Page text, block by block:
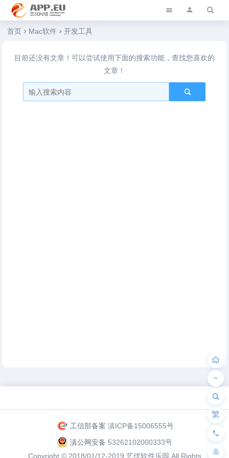
艺优软件乐园
首页 Mac软件 开发工具
目前还没有文章！可以尝试使用下面的搜索功能，查找您喜欢的
文章！
工信部备案 滇ICP备15006555号
滇公网安备 53262102000333号
Copyright © 2018/01/12-2019 艺优软件乐园 All Rights
繁